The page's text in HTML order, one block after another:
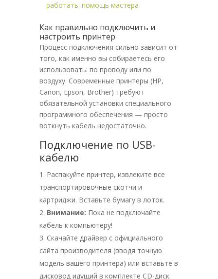
работать: помощь мастера
Как правильно подключить и
настроить принтер
Процесс подключения сильно зависит от
того, как именно вы собираетесь его
использовать: по проводу или по
воздуху. Современные принтеры (HP,
Canon, Epson, Brother) требуют
обязательной установки специального
программного обеспечения — просто
воткнуть кабель недостаточно.
Подключение по USB-
кабелю
Распакуйте принтер, извлеките все
транспортировочные скотчи и
картриджи. Вставьте бумагу в лоток.
Внимание: Пока не подключайте
кабель к компьютеру!
Скачайте драйвер с официального
сайта производителя (вводя точную
модель вашего принтера) или вставьте в
дисковод идущий в комплекте CD-диск.